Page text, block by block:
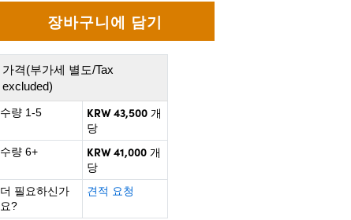
가격(부가세 별도/Tax
excluded)
수량 1-5 KRW 43,500 개
당
수량 6+
KRW 41,000 개
당
더 필요하신가
요?
견적 요청